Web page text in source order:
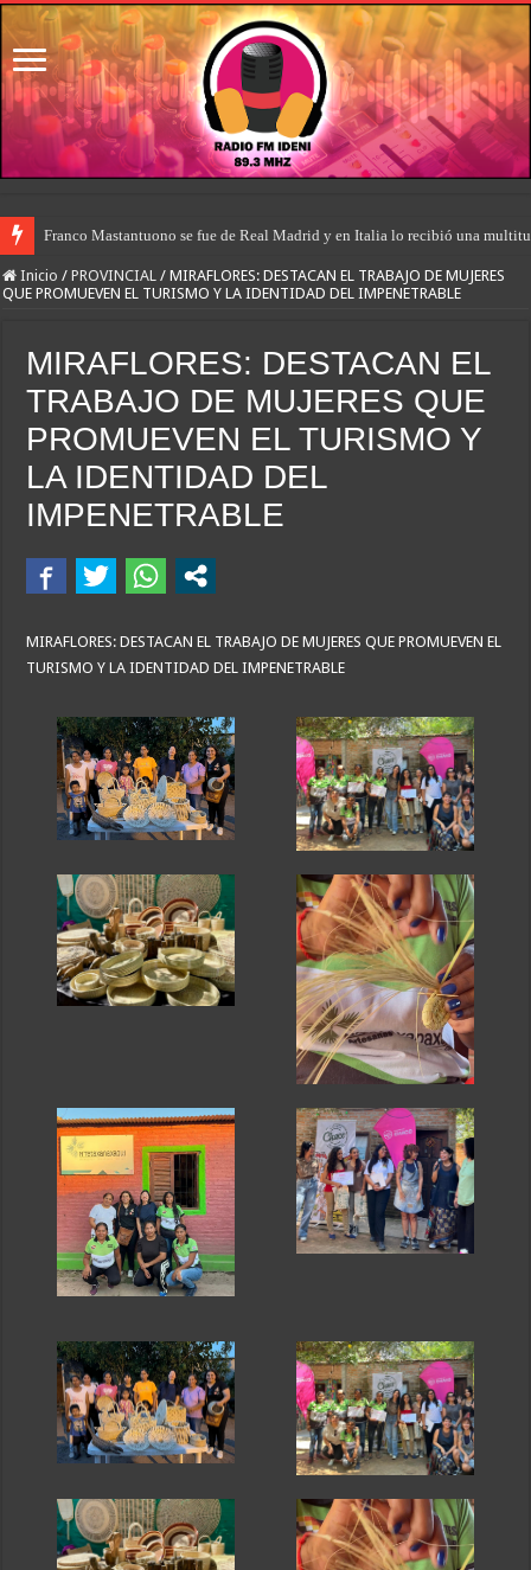
Franco Mastantuono se fue de Real Madrid y en Italia lo recibió una
Inicio / PROVINCIAL / MIRAFLORES: DESTACAN EL TRABAJO DE MUJERES
QUE PROMUEVEN EL TURISMO Y LA IDENTIDAD DEL IMPENETRABLE
MIRAFLORES: DESTACAN EL
TRABAJO DE MUJERES QUE
PROMUEVEN EL TURISMO Y
LA IDENTIDAD DEL
IMPENETRABLE
MIRAFLORES: DESTACAN EL TRABAJO DE MUJERES QUE PROMUEVEN EL
TURISMO Y LA IDENTIDAD DEL IMPENETRABLE